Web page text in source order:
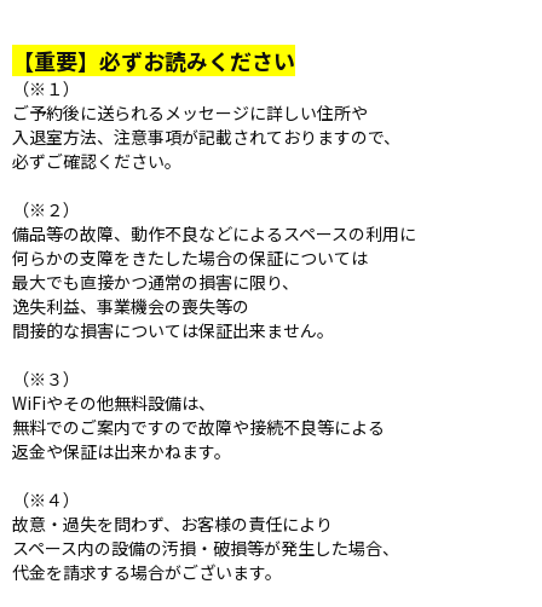
【重要】必ずお読みください
（※１）
ご予約後に送られるメッセージに詳しい住所や
入退室方法、注意事項が記載されておりますので、
必ずご確認ください。
（※２）
備品等の故障、動作不良などによるスペースの利用に
何らかの支障をきたした場合の保証については
最大でも直接かつ通常の損害に限り、
逸失利益、事業機会の喪失等の
間接的な損害については保証出来ません。
（※３）
WiFiやその他無料設備は、
無料でのご案内ですので故障や接続不良等による
返金や保証は出来かねます。
（※４）
故意・過失を問わず、お客様の責任により
スペース内の設備の汚損・破損等が発生した場合、
代金を請求する場合がございます。